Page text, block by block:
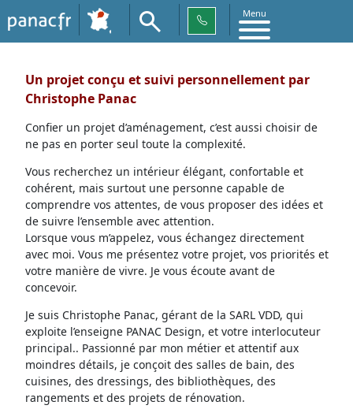
Menu
Un projet conçu et suivi personnellement par
Christophe Panac
Confier un projet d’aménagement, c’est aussi choisir de
ne pas en porter seul toute la complexité.
Vous recherchez un intérieur élégant, confortable et
cohérent, mais surtout une personne capable de
comprendre vos attentes, de vous proposer des idées et
de suivre l’ensemble avec attention.
Lorsque vous m’appelez, vous échangez directement
avec moi. Vous me présentez votre projet, vos priorités et
votre manière de vivre. Je vous écoute avant de
concevoir.
Je suis Christophe Panac, gérant de la SARL VDD, qui
exploite l’enseigne PANAC Design, et votre interlocuteur
principal.. Passionné par mon métier et attentif aux
moindres détails, je conçoit des salles de bain, des
cuisines, des dressings, des bibliothèques, des
rangements et des projets de rénovation.